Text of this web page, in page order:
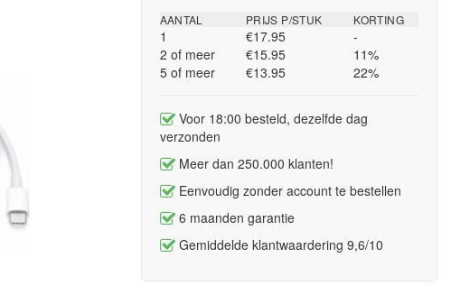
AANTAL
1
2 of meer
5 of meer
PRIJS P/STUK
€17.95
€15.95
€13.95
KORTING
-
11%
22%
Voor 18:00 besteld, dezelfde dag
verzonden
Meer dan 250.000 klanten!
Eenvoudig zonder account te bestellen
6 maanden garantie
Gemiddelde klantwaardering 9,6/10